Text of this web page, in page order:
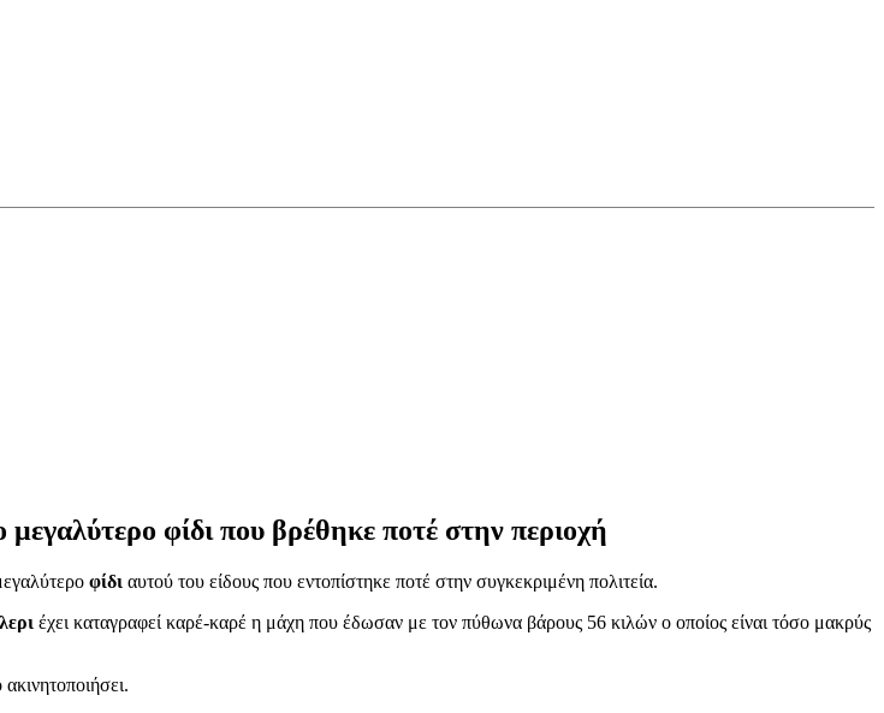
φίδι που βρέθηκε ποτέ στην περιοχή
φίδι αυτού του είδους που εντοπίστηκε ποτέ στην συγκεκριμένη πολιτεία.
έχει καταγραφεί καρέ-καρέ η μάχη που έδωσαν με τον πύθωνα βάρους 56 κιλών ο οποίος είναι τόσο μακρύς